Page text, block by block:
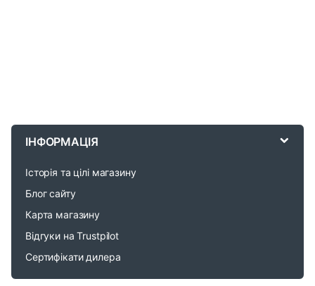
C
ІНФОРМАЦІЯ
Історія та цілі магазину
Блог сайту
Карта магазину
Відгуки на Trustpilot
Сертифікати дилера